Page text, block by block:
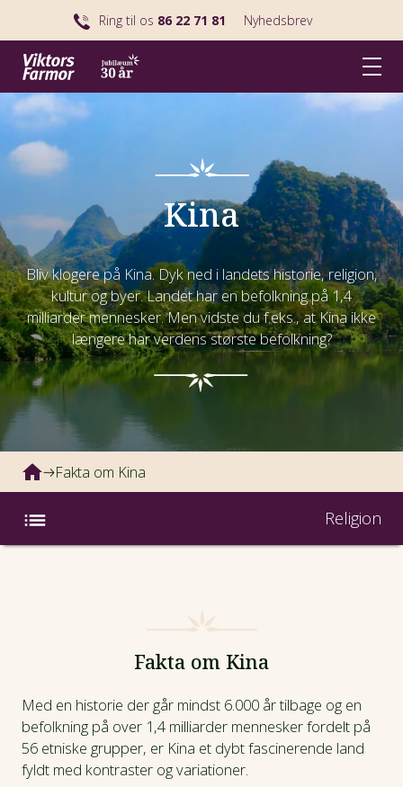
Ring til os 86 22 71 81 Nyhedsbrev
Kina
Bliv klogere på Kina. Dyk ned i landets historie, religion,
kultur og byer. Landet har en befolkning på 1,4
milliarder mennesker. Men vidste du f.eks., at Kina ikke
længere har verdens største befolkning?
Fakta om Kina
Religion
Befolkning
Kultur
Fakta om Kina
Med en historie der går mindst 6.000 år tilbage og en
befolkning på over 1,4 milliarder mennesker fordelt på
56 etniske grupper, er Kina et dybt fascinerende land
fyldt med kontraster og variationer.